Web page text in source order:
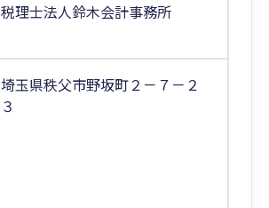
税理士法人鈴木会計事務所
埼玉県秩父市野坂町２－７－２
３